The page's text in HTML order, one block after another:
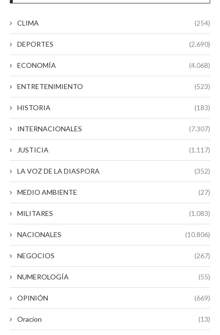
CLIMA (254)
DEPORTES (2.690)
ECONOMÍA (4.068)
ENTRETENIMIENTO (523)
HISTORIA (183)
INTERNACIONALES (7.307)
JUSTICIA (1.117)
LA VOZ DE LA DIASPORA (352)
MEDIO AMBIENTE (27)
MILITARES (1.083)
NACIONALES (10.806)
NEGOCIOS (267)
NUMEROLOGÍA (55)
OPINIÓN (669)
Oracion (13)